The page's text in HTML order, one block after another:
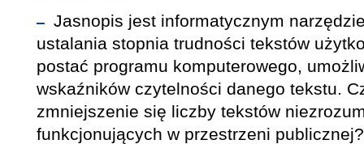
Jasnopis jest informatycznym
ustalania stopnia trudności tekstów
postać programu komputerowego,
wskaźników czytelności danego tekstu.
zmniejszenie się liczby tekstów
funkcjonujących w przestrzeni publicznej?